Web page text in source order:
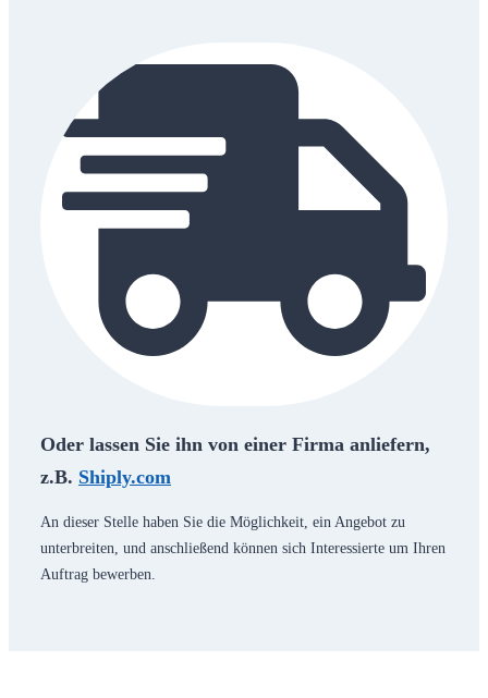
Oder lassen Sie ihn von einer Firma anliefern,
z.B. Shiply.com
An dieser Stelle haben Sie die Möglichkeit, ein Angebot zu
unterbreiten, und anschließend können sich Interessierte um Ihren
Auftrag bewerben.